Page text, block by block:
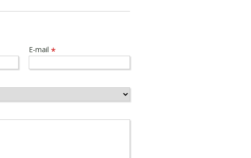
E-mail *